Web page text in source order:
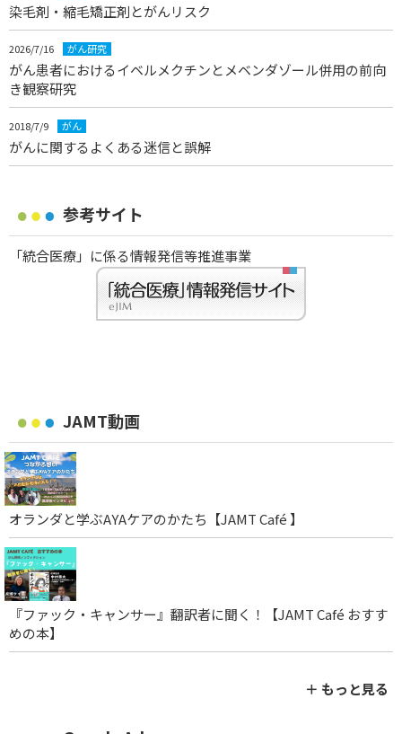
染毛剤・縮毛矯正剤とがんリスク
2026/7/16 がん研究
がん患者におけるイベルメクチンとメベンダゾール併用の前向
き観察研究
2018/7/9 がん
がんに関するよくある迷信と誤解
参考サイト
「統合医療」に係る情報発信等推進事業
JAMT動画
オランダと学ぶAYAケアのかたち【JAMT Café 】
『ファック・キャンサー』翻訳者に聞く！【JAMT Café おすす
めの本】
＋ もっと見る